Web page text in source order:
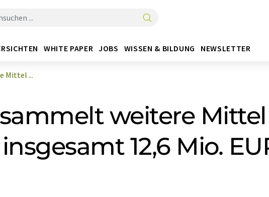
WHITE PAPER JOBS WISSEN & BILDUNG NEWSLETTER
Mittel ...
weitere Mittel
12,6 Mio.